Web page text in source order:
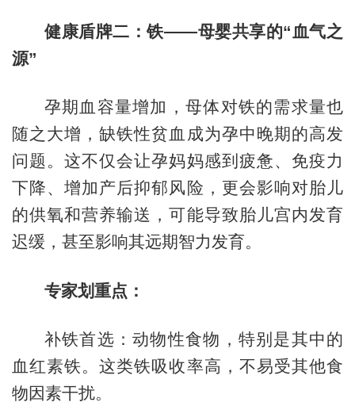
健康盾牌二：铁——母婴共享的“血气之
源”
孕期血容量增加，母体对铁的需求量也
随之大增，缺铁性贫血成为孕中晚期的高发
问题。这不仅会让孕妈妈感到疲惫、免疫力
下降、增加产后抑郁风险，更会影响对胎儿
的供氧和营养输送，可能导致胎儿宫内发育
迟缓，甚至影响其远期智力发育。
专家划重点：
补铁首选：动物性食物，特别是其中的
血红素铁。这类铁吸收率高，不易受其他食
物因素干扰。